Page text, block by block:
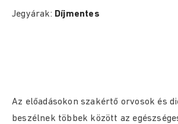
Jegyárak: Díjmentes
Az előadásokon szakértő orvosok és
beszélnek többek között az